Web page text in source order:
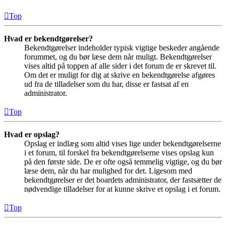
Top
Hvad er bekendtgørelser?
Bekendtgørelser indeholder typisk vigtige beskeder angående
forummet, og du bør læse dem når muligt. Bekendtgørelser
vises altid på toppen af alle sider i det forum de er skrevet til.
Om det er muligt for dig at skrive en bekendtgørelse afgøres
ud fra de tilladelser som du har, disse er fastsat af en
administrator.
Top
Hvad er opslag?
Opslag er indlæg som altid vises lige under bekendtgørelserne
i et forum, til forskel fra bekendtgørelserne vises opslag kun
på den første side. De er ofte også temmelig vigtige, og du bør
læse dem, når du har mulighed for det. Ligesom med
bekendtgørelser er det boardets administrator, der fastsætter de
nødvendige tilladelser for at kunne skrive et opslag i et forum.
Top